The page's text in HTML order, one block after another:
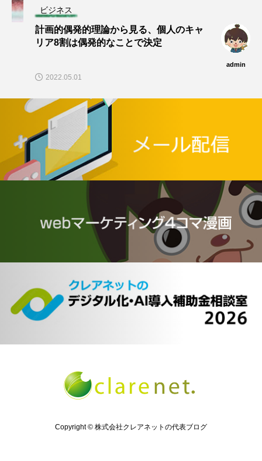
ビジネス
計画的偶発的理論から見る、個人のキャ
リア8割は偶発的なことで決定
admin
2022.05.01
Copyright © 株式会社クレアネットの代表ブログ